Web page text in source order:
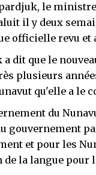
le
il y deux
officielle revu et
a dit que le
plusieurs
qu'elle a le
du
gouvernement
et pour les
de la langue pour